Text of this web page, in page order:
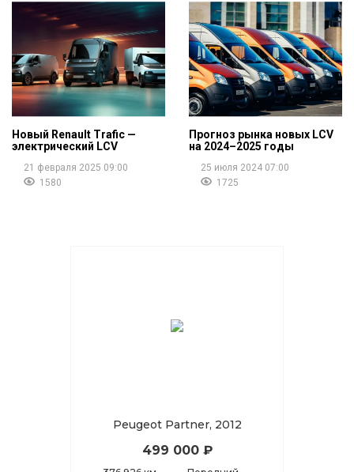
Новый Renault Trafic —
электрический LCV
21 февраля 2025 09:00
1580
Прогноз рынка новых LCV
на 2024–2025 годы
25 июля 2024 07:00
1725
Peugeot Partner, 2012
499 000 ₽